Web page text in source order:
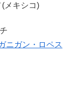
メキシコ)
ニガン・ロペス